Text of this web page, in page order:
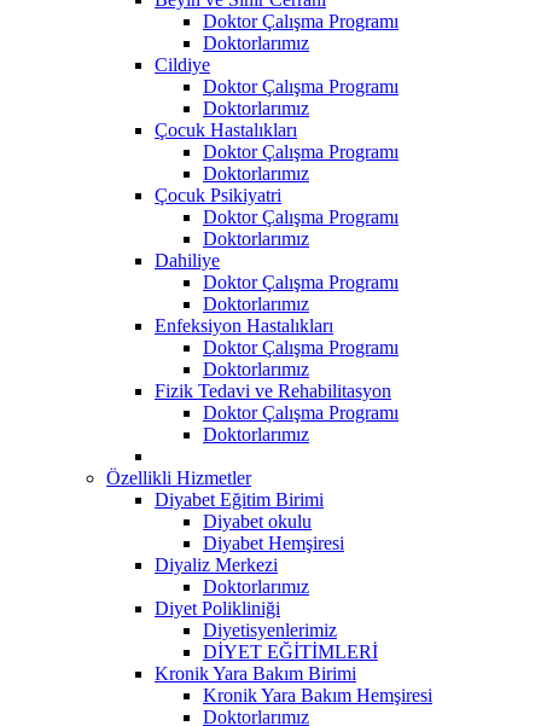
Doktor Çalışma Programı
Doktorlarımız
Cildiye
Doktor Çalışma Programı
Doktorlarımız
Çocuk Hastalıkları
Doktor Çalışma Programı
Doktorlarımız
Çocuk Psikiyatri
Doktor Çalışma Programı
Doktorlarımız
Dahiliye
Doktor Çalışma Programı
Doktorlarımız
Enfeksiyon Hastalıkları
Doktor Çalışma Programı
Doktorlarımız
Fizik Tedavi ve Rehabilitasyon
Doktor Çalışma Programı
Doktorlarımız
Özellikli Hizmetler
Diyabet Eğitim Birimi
Diyabet okulu
Diyabet Hemşiresi
Diyaliz Merkezi
Doktorlarımız
Diyet Polikliniği
Diyetisyenlerimiz
DİYET EĞİTİMLERİ
Kronik Yara Bakım Birimi
Kronik Yara Bakım Hemşiresi
Doktorlarımız